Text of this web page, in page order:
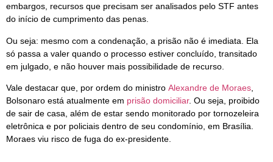
embargos, recursos que precisam ser analisados pelo STF antes
do início de cumprimento das penas.
Ou seja: mesmo com a condenação, a prisão não é imediata. Ela
só passa a valer quando o processo estiver concluído, transitado
em julgado, e não houver mais possibilidade de recurso.
Vale destacar que, por ordem do ministro Alexandre de Moraes
Bolsonaro está atualmente em prisão domiciliar. Ou seja, proibido
de sair de casa, além de estar sendo monitorado por tornozeleira
eletrônica e por policiais dentro de seu condomínio, em Brasília.
Moraes viu risco de fuga do ex-presidente.